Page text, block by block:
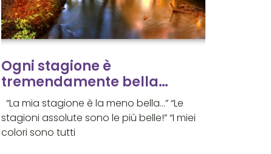
Ogni stagione è
tremendamente bella…
“La mia stagione è la meno bella…” “Le
stagioni assolute sono le più belle!” “I miei
colori sono tutti